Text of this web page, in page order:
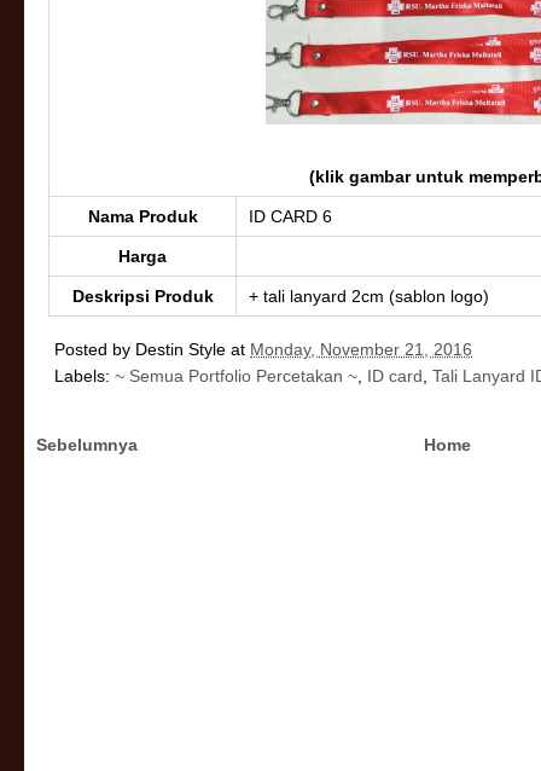
(klik gambar untuk
Nama Produk ID CARD 6
Harga
Deskripsi Produk + tali lanyard 2cm (sablon logo)
Posted by Destin Style at Monday, November 21, 2016
Labels: ~ Semua Portfolio Percetakan ~ ID card Tali Lanyard
Sebelumnya Home